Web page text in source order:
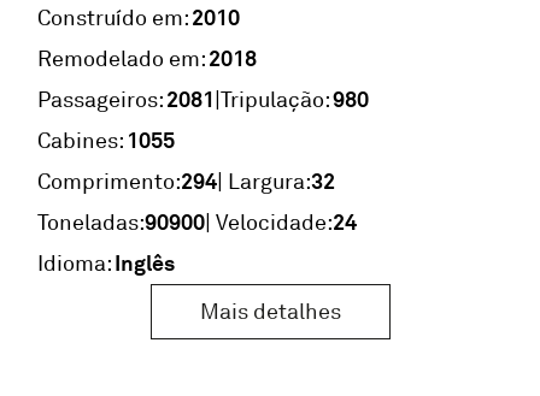
Construído em:2010
Remodelado em:2018
Passageiros:2081|Tripulação:980
Cabines: 1055
Comprimento:294| Largura:32
Toneladas:90900| Velocidade:24
Idioma:Inglês
Mais detalhes